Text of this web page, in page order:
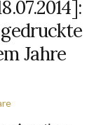
Jahre